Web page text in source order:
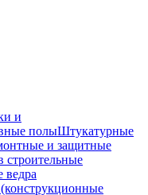
и
полыШтукатурные
и защитные
строительные
ведра